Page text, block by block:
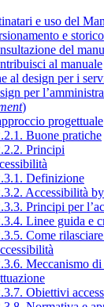
e uso del
e storico
del
al manuale
al design per i
per
)
progettuale
Buone pratiche
Principi
Definizione
Accessibilità
Principi per
Linee guida e
Come
Meccanismo
Obiettivi